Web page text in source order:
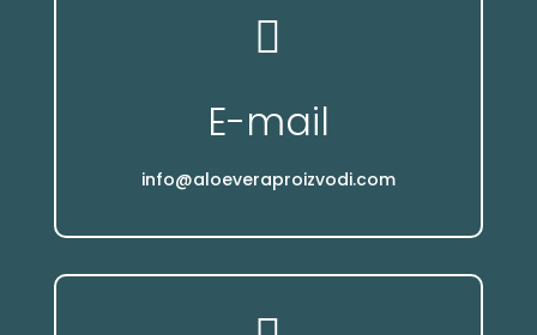

E-mail
info@aloeveraproizvodi.com